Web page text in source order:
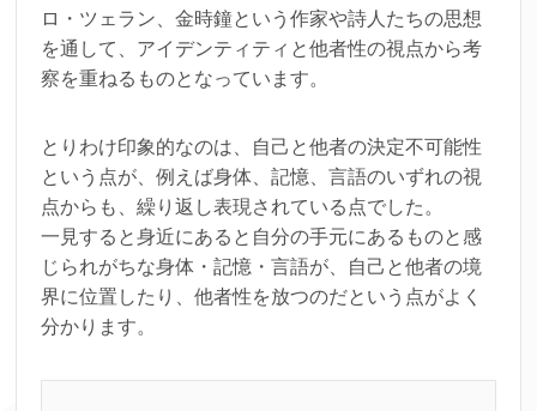
ロ・ツェラン、金時鐘という作家や詩人たちの思想
を通して、アイデンティティと他者性の視点から考
察を重ねるものとなっています。
とりわけ印象的なのは、自己と他者の決定不可能性
という点が、例えば身体、記憶、言語のいずれの視
点からも、繰り返し表現されている点でした。
一見すると身近にあると自分の手元にあるものと感
じられがちな身体・記憶・言語が、自己と他者の境
界に位置したり、他者性を放つのだという点がよく
分かります。